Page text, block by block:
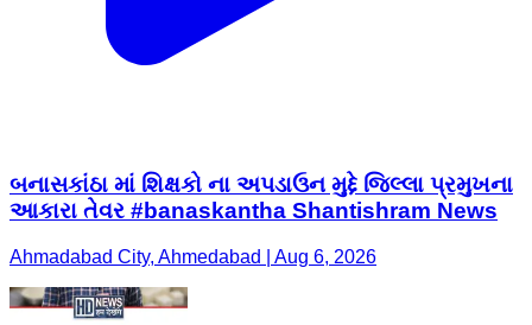
બનાસકાંઠા માં શિક્ષકો ના અપડાઉન મુદ્દે જિલ્લા પ્રમુખના
આકારા તેવર #banaskantha Shantishram News
Ahmadabad City, Ahmedabad | Aug 6, 2026